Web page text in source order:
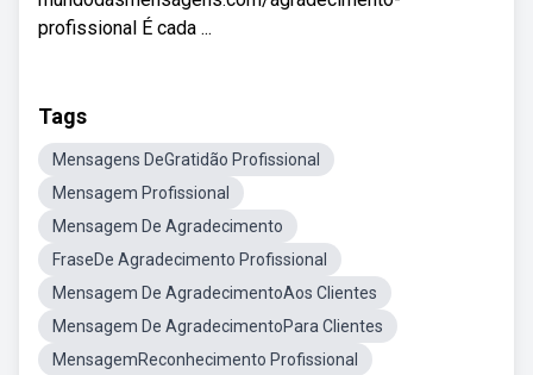
profissional É cada ...
Tags
Mensagens DeGratidão Profissional
Mensagem Profissional
Mensagem De Agradecimento
FraseDe Agradecimento Profissional
Mensagem De AgradecimentoAos Clientes
Mensagem De AgradecimentoPara Clientes
MensagemReconhecimento Profissional